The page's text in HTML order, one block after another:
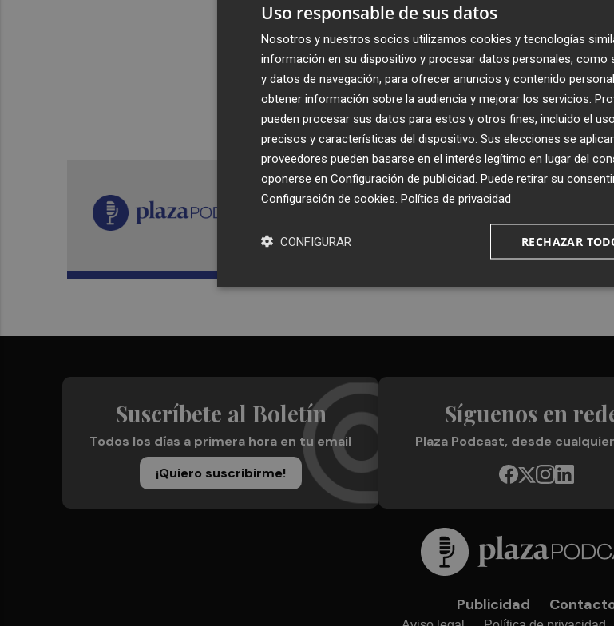
Recibe toda la actualidad
Plaza Podcast en tu
Suscríbete al Boletín
Todos los días a primera hora en tu email
¡Quiero suscribirme!
Síguenos en
Plaza Podcast, desde
Publicidad
Uso responsable de sus datos
Nosotros y nuestros socios utilizamos cookies y tecnologías
información en su dispositivo y procesar datos personales, como
y datos de navegación, para ofrecer anuncios y contenido
obtener información sobre la audiencia y mejorar los servicios.
pueden procesar sus datos para estos y otros fines, incluido el
precisos y características del dispositivo. Sus elecciones se
proveedores pueden basarse en el interés legítimo en lugar del
oponerse en Configuración de publicidad . Puede retirar su
Configuración de cookies Política de privacidad
RECHAZAR
CONFIGURAR